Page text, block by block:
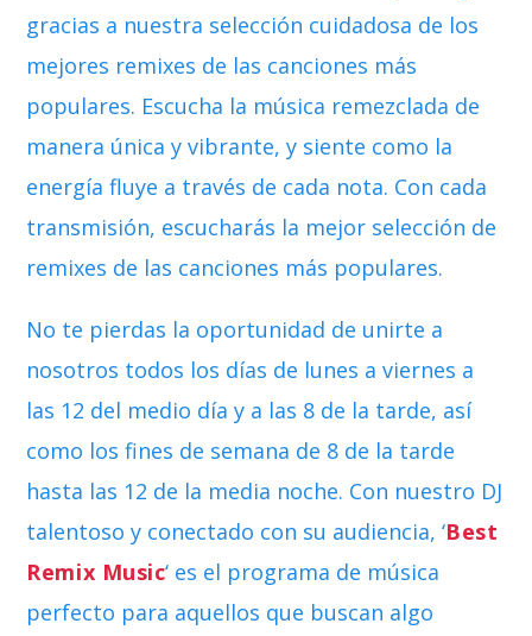
gracias a nuestra selección cuidadosa de los
mejores remixes de las canciones más
populares. Escucha la música remezclada de
manera única y vibrante, y siente como la
energía fluye a través de cada nota. Con cada
transmisión, escucharás la mejor selección de
remixes de las canciones más populares.
No te pierdas la oportunidad de unirte a
nosotros todos los días de lunes a viernes a
las 12 del medio día y a las 8 de la tarde, así
como los fines de semana de 8 de la tarde
hasta las 12 de la media noche. Con nuestro DJ
talentoso y conectado con su audiencia, ‘Best
Remix Music‘ es el programa de música
perfecto para aquellos que buscan algo